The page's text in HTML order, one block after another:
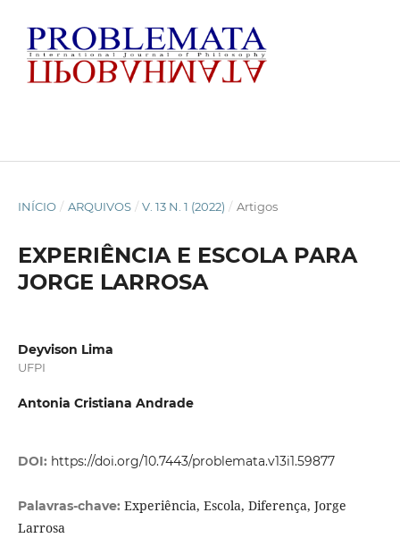
INÍCIO / ARQUIVOS / V. 13 N. 1 (2022) / Artigos
EXPERIÊNCIA E ESCOLA PARA
JORGE LARROSA
Deyvison Lima
UFPI
Antonia Cristiana Andrade
DOI: https://doi.org/10.7443/problemata.v13i1.59877
Palavras-chave: Experiência, Escola, Diferença, Jorge
Larrosa